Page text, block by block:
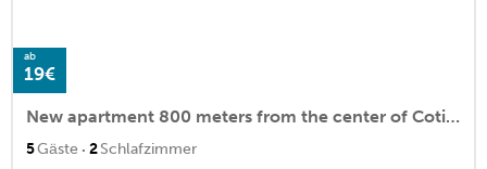
ab
19€
New apartment 800 meters from the center of Cotia and saves time and banks
5Gäste · 2Schlafzimmer